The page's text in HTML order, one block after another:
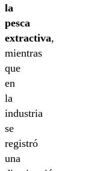
la
pesca
extractiva,
mientras
que
en
la
industria
se
registró
una